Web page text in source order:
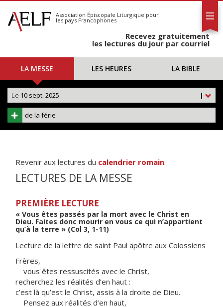
S'abonner
Calendrier
Association Épiscopale Liturgique pour
les pays Francophones
Recevez gratuitement
les lectures du jour par courriel
LA MESSE LES HEURES LA BIBLE
|
Le 10 sept. 2025
de la férie
Revenir aux lectures du calendrier romain.
LECTURES DE LA MESSE
PREMIÈRE LECTURE
« Vous êtes passés par la mort avec le Christ en
Dieu. Faites donc mourir en vous ce qui n’appartient
qu’à la terre » (Col 3, 1-11)
Lecture de la lettre de saint Paul apôtre aux Colossiens
Frères,
vous êtes ressuscités avec le Christ,
recherchez les réalités d’en haut :
c’est là qu’est le Christ, assis à la droite de Dieu.
Pensez aux réalités d’en haut,